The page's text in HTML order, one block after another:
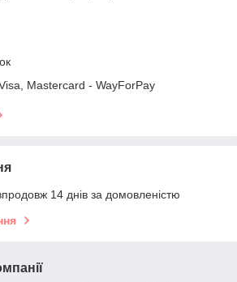
Mastercard - WayForPay
14 днів за домовленістю